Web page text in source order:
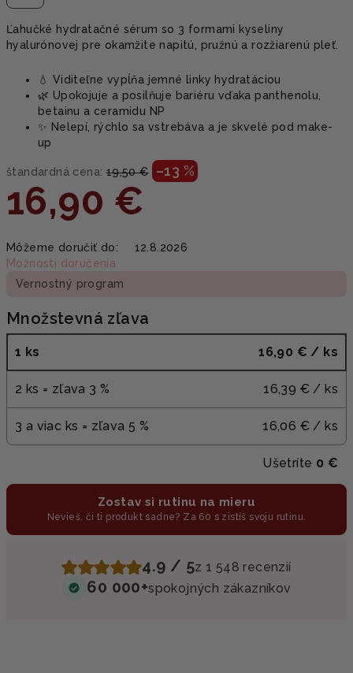
Ľahučké hydratačné sérum so 3 formami kyseliny
hyalurónovej pre okamžite napitú, pružnú a rozžiarenú pleť.
💧 Viditeľne vypĺňa jemné linky hydratáciou
🌿 Upokojuje a posilňuje bariéru vďaka panthenolu,
betainu a ceramidu NP
✨ Nelepí, rýchlo sa vstrebáva a je skvelé pod make-
up
štandardná cena: 19,50 € –13 %
16,90 €
cena:
Môžeme doručiť do:
12.8.2026
Možnosti doručenia
Vernostný program
Množstevná zľava
1 ks 16,90 € / ks
2 ks = zľava 3 % 16,39 € / ks
3 a viac ks = zľava 5 % 16,06 € / ks
Ušetríte 0 €
Zostav si rutinu na mieru
Nevieš, či ti produkt sadne? Za 60 s zistíš svoju rutinu.
4.9 / 5z 1 548 recenzií
60 000+spokojných zákazníkov